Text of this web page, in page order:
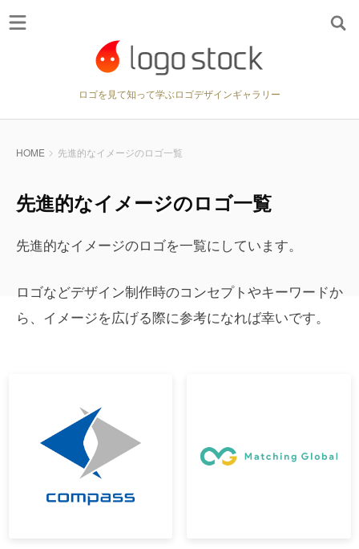
ロゴを見て知って学ぶロゴデザインギャラリー
HOME 先進的なイメージのロゴ一覧
先進的なイメージのロゴ一覧
先進的なイメージのロゴを一覧にしています。
ロゴなどデザイン制作時のコンセプトやキーワードか
ら、イメージを広げる際に参考になれば幸いです。